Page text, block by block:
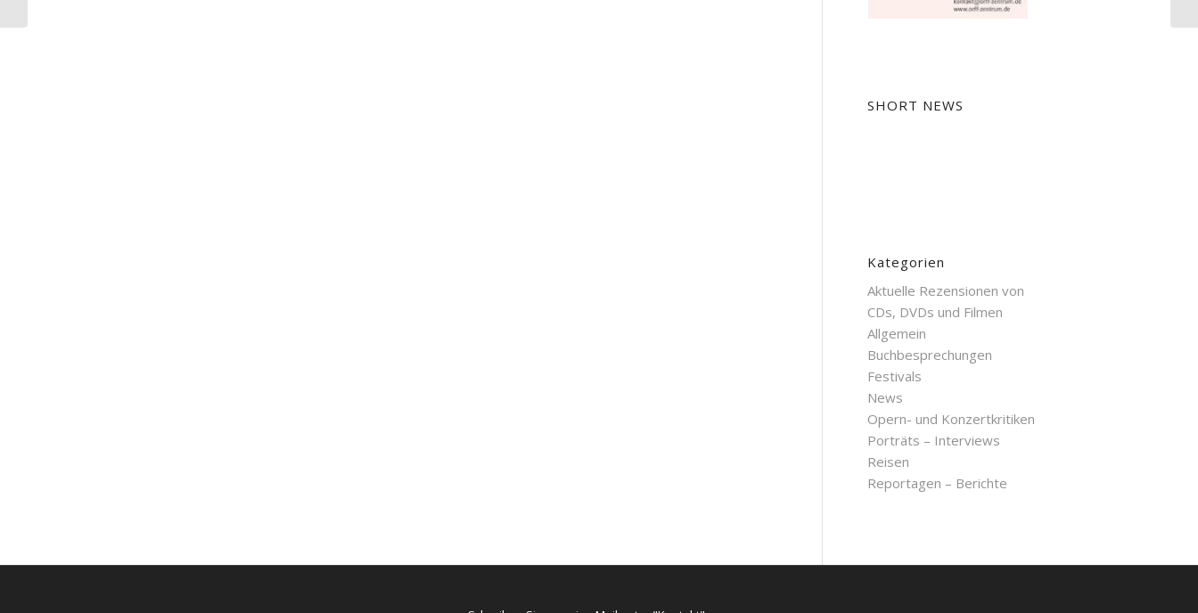
SHORT NEWS
Kategorien
Aktuelle Rezensionen von
CDs, DVDs und Filmen
Allgemein
Buchbesprechungen
Festivals
News
Opern- und Konzertkritiken
Porträts – Interviews
Reisen
Reportagen – Berichte